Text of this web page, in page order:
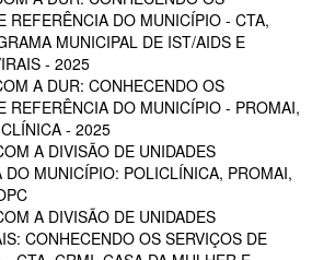
REFERÊNCIA DO MUNICÍPIO - CTA,
MUNICIPAL DE IST/AIDS E
- 2025
A DUR: CONHECENDO OS
REFERÊNCIA DO MUNICÍPIO - PROMAI,
- 2025
A DIVISÃO DE UNIDADES
DO MUNICÍPIO: POLICLÍNICA, PROMAI,
A DIVISÃO DE UNIDADES
CONHECENDO OS SERVIÇOS DE